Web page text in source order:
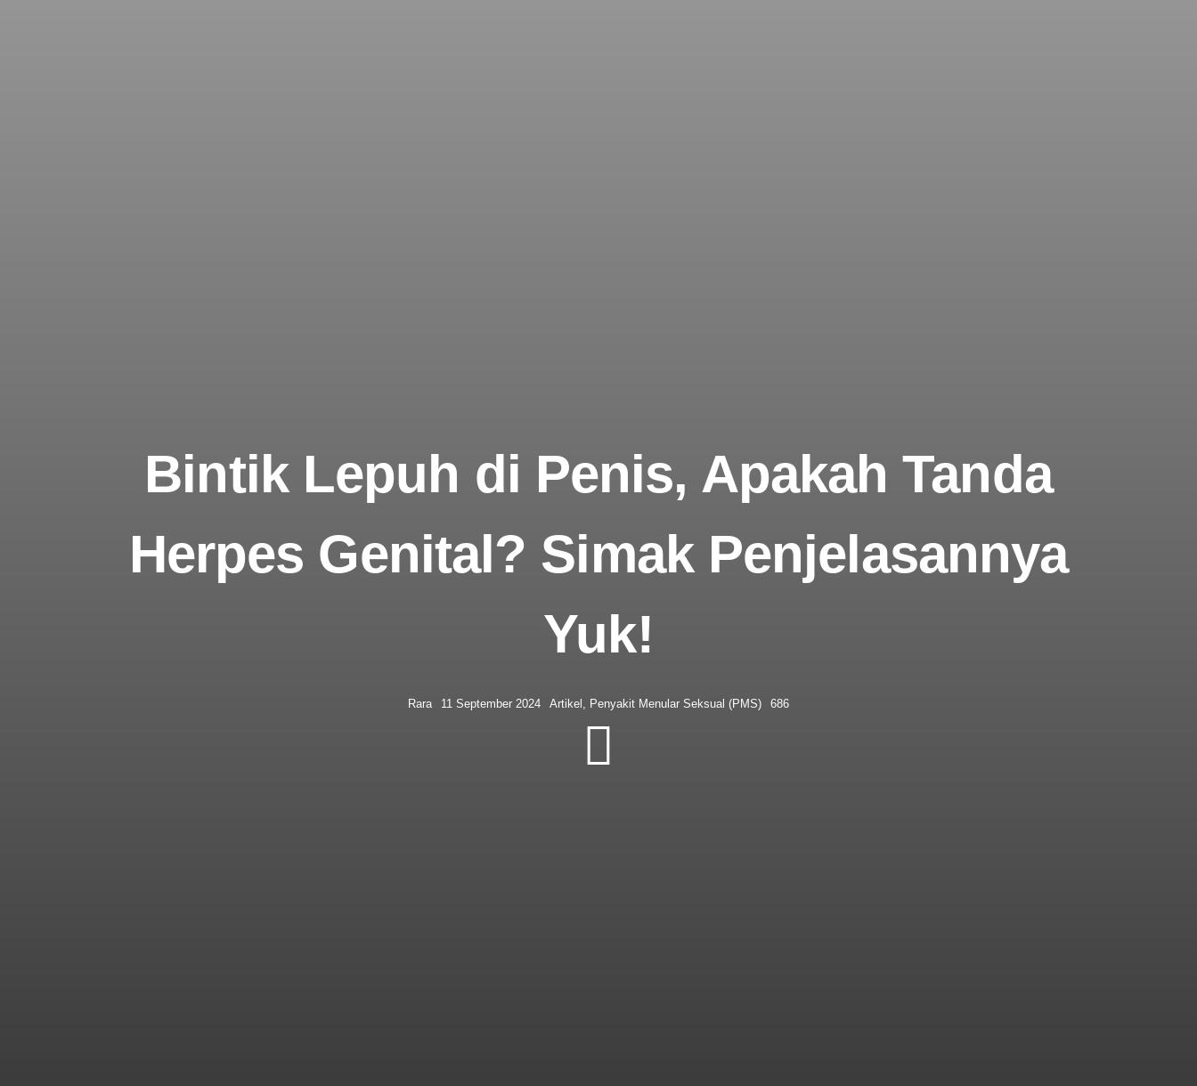
Bintik Lepuh di Penis, Apakah Tanda
Herpes Genital? Simak Penjelasannya
Yuk!
Rara 11 September 2024 Artikel , Penyakit Menular Seksual (PMS) 686